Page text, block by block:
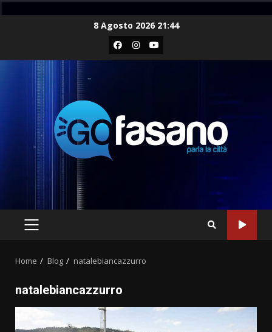
8 Agosto 2026 21:44
Facebook
Instagram
Youtube
PRIMARY
Home Blog natalebiancazzurro
natalebiancazzurro